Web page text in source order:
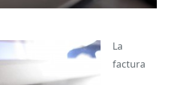
La
factura